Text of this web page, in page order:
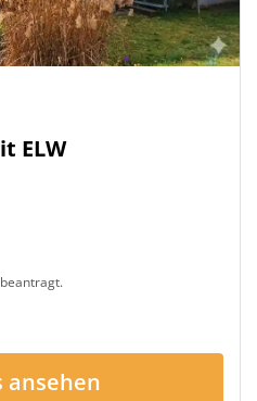
ELW
ansehen